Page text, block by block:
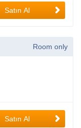
Satın Al
Room only
Satın Al